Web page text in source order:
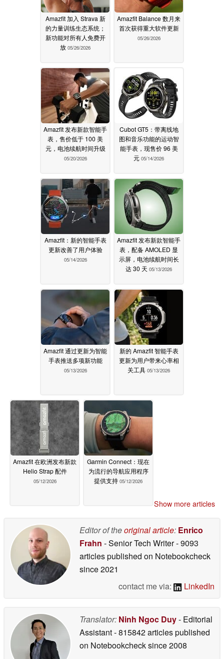
Amazfit 加入 Strava 新
的力量训练生态系统；
新功能对所有人免费开
放 05/26/2026
Amazfit Balance 数月来
首次获得重大软件更新
05/26/2026
Amazfit 发布新款智能手
表，售价低于 100 美
元，电池续航时间升级
05/20/2026
Cubot GT5：带离线地
图和音乐功能的运动智
能手表，现售价 96 美
元 05/14/2026
Amazfit：新的智能手表
更新改善了用户体验
05/14/2026
Amazfit 发布新款智能手
表，配备 AMOLED 显
示屏，电池续航时间长
达 30 天 05/13/2026
Amazfit 通过更新为智能
手表推送多项新功能
05/13/2026
新的 Amazfit 智能手表
更新为用户带来心率相
关工具 05/13/2026
Amazfit 在欧洲发布新款
Helio Strap 配件
05/12/2026
Garmin Connect：现在
为流行的导航应用程序
提供支持 05/12/2026
Show more articles
Editor of theoriginal article: Enrico
Frahn - Senior Tech Writer- 9093
articles published on Notebookcheck
since 2021
contact me via:
LinkedIn
Translator: Ninh Ngoc Duy- Editorial
Assistant- 815842 articles published
on Notebookchecksince 2008